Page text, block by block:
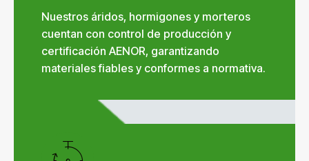
Nuestros áridos, hormigones y morteros
cuentan con control de producción y
certificación AENOR, garantizando
materiales fiables y conformes a normativa.